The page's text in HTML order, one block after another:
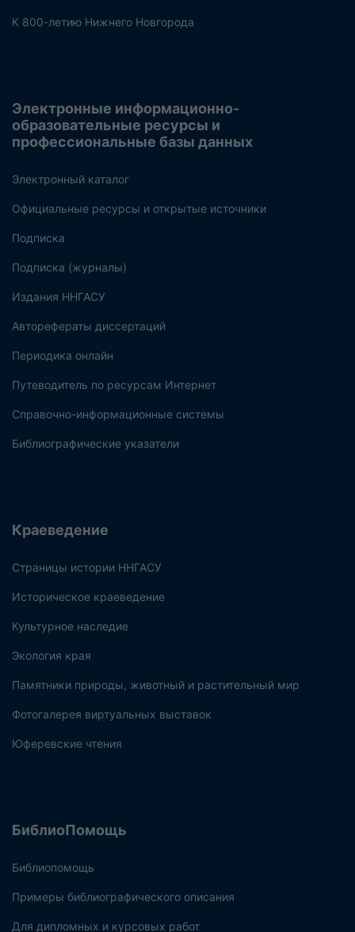
К 800-летию Нижнего Новгорода
Электронные информационно-
образовательные ресурсы и
профессиональные базы данных
Электронный каталог
Официальные ресурсы и открытые источники
Подписка
Подписка (журналы)
Издания ННГАСУ
Авторефераты диссертаций
Периодика онлайн
Путеводитель по ресурсам Интернет
Справочно-информационные системы
Библиографические указатели
Краеведение
Страницы истории ННГАСУ
Историческое краеведение
Культурное наследие
Экология края
Памятники природы, животный и растительный мир
Фотогалерея виртуальных выставок
Юферевские чтения
БиблиоПомощь
Библиопомощь
Примеры библиографического описания
Для дипломных и курсовых работ